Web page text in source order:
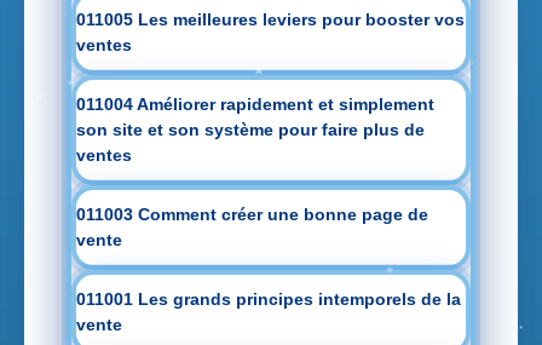
011005 Les meilleures leviers pour booster vos
ventes
011004 Améliorer rapidement et simplement
son site et son système pour faire plus de
ventes
011003 Comment créer une bonne page de
vente
011001 Les grands principes intemporels de la
vente